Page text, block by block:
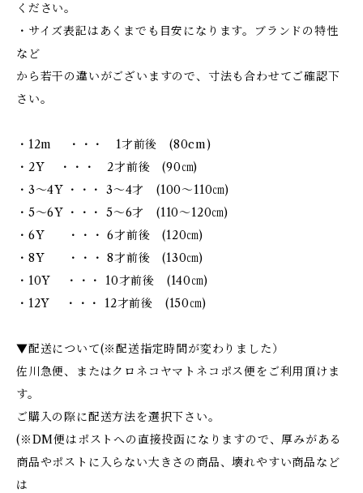
ください。
・サイズ表記はあくまでも目安になります。ブランドの特性
など
から若干の違いがございますので、寸法も合わせてご確認下
さい。
・12m ・・・ 1才前後 (80cm)
・2Y ・・・ 2才前後 (90㎝)
・3～4Y ・・・ 3～4才 (100～110㎝)
・5～6Y ・・・ 5～6才 (110～120㎝)
・6Y ・・・ 6才前後 (120㎝)
・8Y ・・・ 8才前後 (130㎝)
・10Y ・・・ 10才前後 (140㎝)
・12Y ・・・ 12才前後 (150㎝)
▼配送について(※配送指定時間が変わりました）
佐川急便、またはクロネコヤマトネコポス便をご利用頂けま
す。
ご購入の際に配送方法を選択下さい。
(※DM便はポストへの直接投函になりますので、厚みがある
商品やポストに入らない大きさの商品、壊れやすい商品など
は